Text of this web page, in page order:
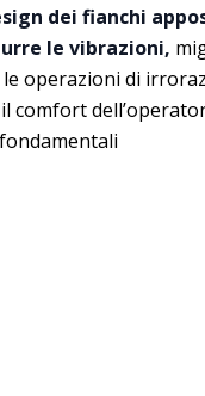
dei fianchi
le vibrazioni,
operazioni di
comfort